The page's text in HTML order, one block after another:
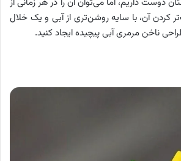
دوست داریم، اما می‌توان آن را در هر زمانی از
کردن آن، با سایه روشن‌تری از آبی و یک خلال
ناخن مرمری آبی پیچیده ایجاد کنید.